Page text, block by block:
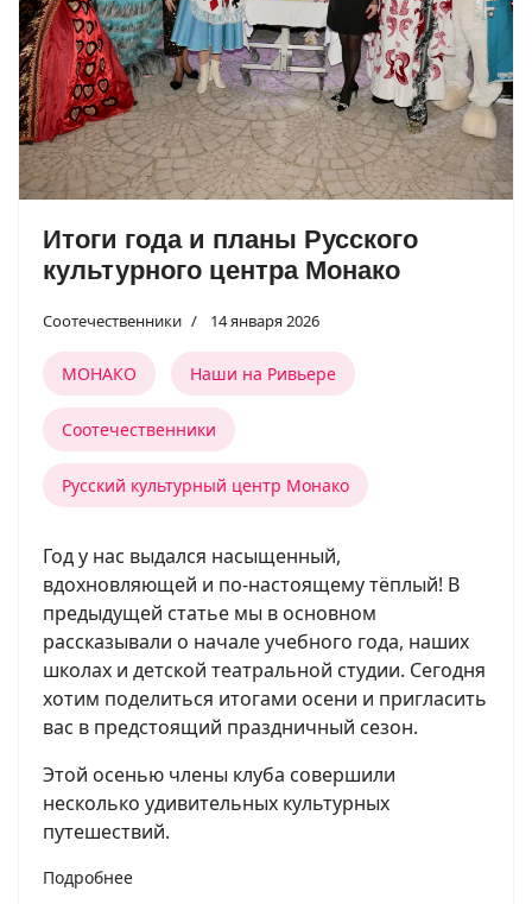
Итоги года и планы Русского
культурного центра Монако
Соотечественники 14 января 2026
МОНАКО Наши на Ривьере
Соотечественники
Русский культурный центр Монако
Год у нас выдался насыщенный,
вдохновляющей и по-настоящему тёплый! В
предыдущей статье мы в основном
рассказывали о начале учебного года, наших
школах и детской театральной студии. Сегодня
хотим поделиться итогами осени и пригласить
вас в предстоящий праздничный сезон.
Этой осенью члены клуба совершили
несколько удивительных культурных
путешествий.
Подробнее